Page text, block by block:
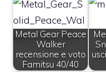
Metal Gear Peace
Walker
recensione e voto
Famitsu 40/40